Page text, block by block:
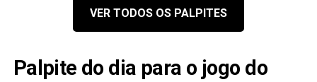
VER TODOS OS PALPITES
Palpite do dia para o jogo do